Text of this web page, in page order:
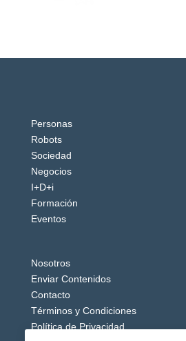
Personas
Robots
Sociedad
Negocios
I+D+i
Formación
Eventos
Nosotros
Enviar Contenidos
Contacto
Términos y Condiciones
Política de Privacidad